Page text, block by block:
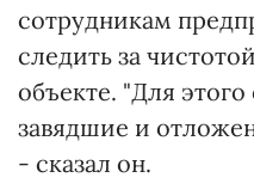
сотрудникам
следить за
объекте. "Для
завядшие и
- сказал он.